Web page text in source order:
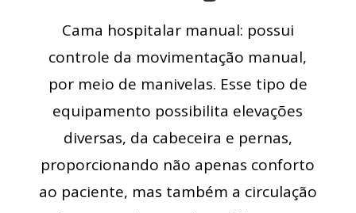
Cama hospitalar manual: possui
controle da movimentação manual,
por meio de manivelas. Esse tipo de
equipamento possibilita elevações
diversas, da cabeceira e pernas,
proporcionando não apenas conforto
ao paciente, mas também a circulação